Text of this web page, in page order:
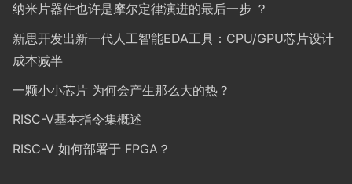
纳米片器件也许是摩尔定律演进的最后一步 ？
新思开发出新一代人工智能EDA工具：CPU/GPU芯片设计
成本减半
一颗小小芯片 为何会产生那么大的热？
RISC-V基本指令集概述
RISC-V 如何部署于 FPGA？